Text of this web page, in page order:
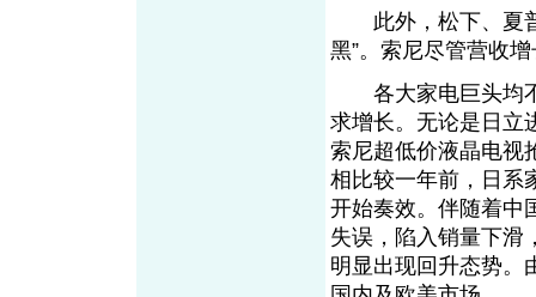
此外，松下、夏普
黑”。索尼尽管营收
各大家电巨头均不
求增长。无论是日立
索尼超低价液晶电视
相比较一年前，日系
开始奏效。伴随着中
失误，陷入销量下滑
明显出现回升态势。